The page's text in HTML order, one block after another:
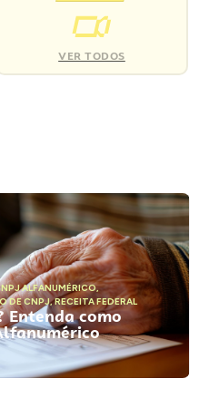
VER TODOS
ALFANUMÉRICO,
DE CNPJ,RECEITA FEDERAL
Entenda como